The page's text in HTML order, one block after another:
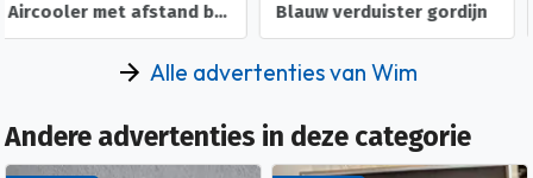
Blauw verduister gordijn
Alle advertenties van Wim
Andere advertenties in deze categorie